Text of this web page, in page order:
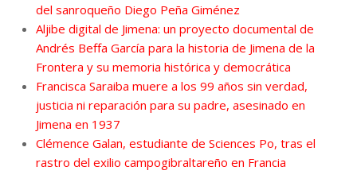
del sanroqueño Diego Peña Giménez
Aljibe digital de Jimena: un proyecto documental de
Andrés Beffa García para la historia de Jimena de la
Frontera y su memoria histórica y democrática
Francisca Saraiba muere a los 99 años sin verdad,
justicia ni reparación para su padre, asesinado en
Jimena en 1937
Clémence Galan, estudiante de Sciences Po, tras el
rastro del exilio campogibraltareño en Francia